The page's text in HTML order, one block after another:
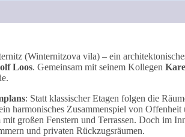
(Winternitzova vila) – ein
Loos. Gemeinsam mit seinem Kollegen
: Statt klassischer Etagen folgen die
harmonisches Zusammenspiel von Offenheit
großen Fenstern und Terrassen. Doch im
und privaten Rückzugsräumen.